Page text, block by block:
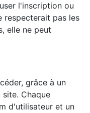
l'inscription ou
respecterait pas les
elle ne peut
grâce à un
Chaque
d'utilisateur et un